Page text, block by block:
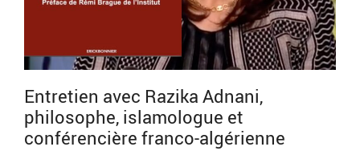
Entretien avec Razika Adnani,
philosophe, islamologue et
conférencière franco-algérienne